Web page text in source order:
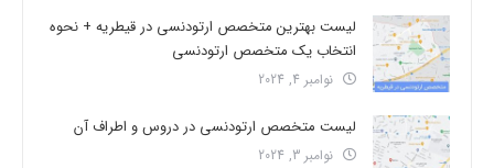
لیست بهترین متخصص ارتودنسی در قیطریه + نحوه
انتخاب یک متخصص ارتودنسی
نوامبر 4, 2024
لیست متخصص ارتودنسی در دروس و اطراف آن
نوامبر 3, 2024